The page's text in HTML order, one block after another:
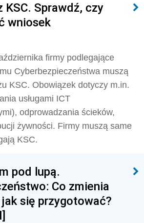
KSC. Sprawdź, czy
wniosek
firmy podlegające
Cyberbezpieczeństwa muszą
KSC. Obowiązek dotyczy m.in.
usługami ICT
odprowadzania ścieków,
żywności. Firmy muszą same
KSC.
pod lupą.
Co zmienia
się przygotować?